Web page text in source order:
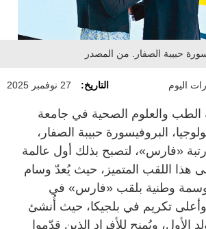
حبيبة الصفار. من المصدر
اليوم التاريخ: 27 نوفمبر 2025
الطب والعلوم الصحية في جامعة
البروفيسورة حبيبة الصفار،
«فارس»، لتصبح بذلك أول عالمة
هذا اللقب المتميز، حيث يُعدّ وسام
أوسمة وطنية بلقب «فارس» في
وأعلى تكريم في بلجيكا، حيث أُنشئ
الأول، ويُمنح للأفراد الذين قدّموا